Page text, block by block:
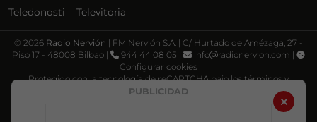
PUBLICIDAD
Teledonosti Televitoria
© 2026 Radio Nervión | FM Nervión S.A. | C/ Hurtado de Amézaga, 27 -
Piso 17 - 48008 Bilbao |
944 44 08 05 | info
radionervion.com |
Configurar cookies
Protegido con la tecnología de reCAPTCHA bajo los términos y
Política de privacidad Términos de servicio